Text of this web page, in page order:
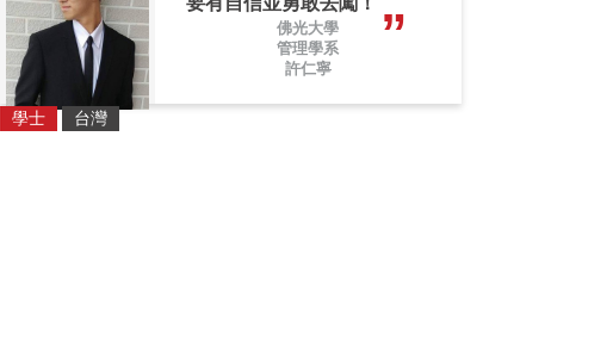
佛光大學
管理學系
許仁寧
學士 台灣